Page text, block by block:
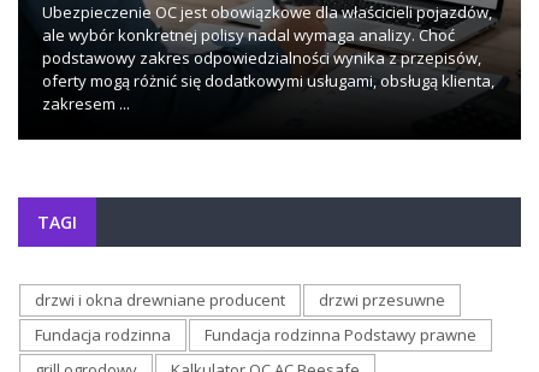
Ubezpieczenie OC jest obowiązkowe dla właścicieli pojazdów,
ale wybór konkretnej polisy nadal wymaga analizy. Choć
podstawowy zakres odpowiedzialności wynika z przepisów,
oferty mogą różnić się dodatkowymi usługami, obsługą klienta,
zakresem ...
TAGI
drzwi i okna drewniane producent
drzwi przesuwne
Fundacja rodzinna
Fundacja rodzinna Podstawy prawne